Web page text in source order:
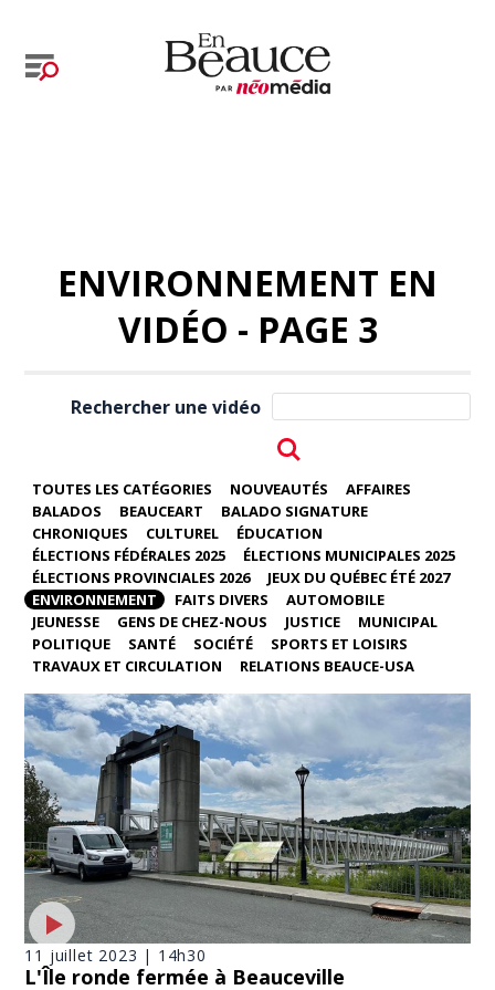
ENVIRONNEMENT EN
VIDÉO - PAGE 3
Rechercher une vidéo
TOUTES LES CATÉGORIES NOUVEAUTÉS
AFFAIRES
BALADOS
BEAUCEART
BALADO SIGNATURE
CHRONIQUES
CULTUREL
ÉDUCATION
ÉLECTIONS FÉDÉRALES 2025
ÉLECTIONS MUNICIPALES 2025
ÉLECTIONS PROVINCIALES 2026
JEUX DU QUÉBEC ÉTÉ 2027
ENVIRONNEMENT
FAITS DIVERS
AUTOMOBILE
JEUNESSE
GENS DE CHEZ-NOUS JUSTICE
MUNICIPAL
POLITIQUE
SANTÉ SOCIÉTÉ
SPORTS ET LOISIRS
TRAVAUX ET CIRCULATION
RELATIONS BEAUCE-USA
11 juillet 2023 | 14h30
L'Île ronde fermée à Beauceville